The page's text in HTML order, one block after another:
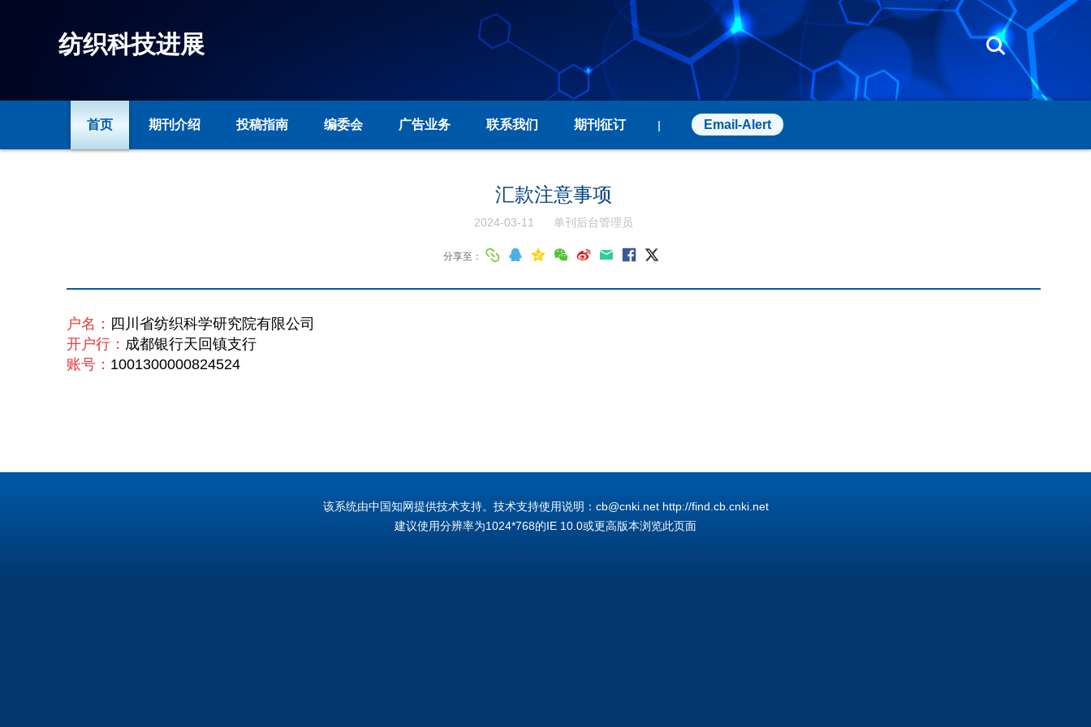
纺织科技进展
首页 期刊介绍 投稿指南 编委会 广告业务 联系我们 期刊征订 | Email-Alert
汇款注意事项
2024-03-11 单刊后台管理员
分享至：
户名： 四川省纺织科学研究院有限公司
开户行： 成都银行天回镇支行
账号： 1001300000824524
该系统由中国知网提供技术支持。技术支持使用说明：cb@cnki.net http://find.cb.cnki.net
建议使用分辨率为1024*768的IE 10.0或更高版本浏览此页面